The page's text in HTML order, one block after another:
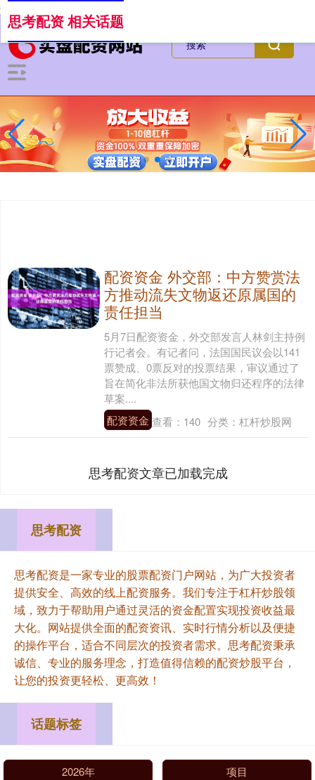
-->
思考配资 相关话题
配资资金 外交部：中方赞赏法
方推动流失文物返还原属国的
责任担当
5月7日配资资金，外交部发言人林剑主持例
行记者会。有记者问，法国国民议会以141
票赞成、0票反对的投票结果，审议通过了
旨在简化非法所获他国文物归还程序的法律
草案....
配资资金 查看： 140 分类： 杠杆炒股网
思考配资文章已加载完成
思考配资
思考配资是一家专业的股票配资门户网站，为广大投资者
提供安全、高效的线上配资服务。我们专注于杠杆炒股领
域，致力于帮助用户通过灵活的资金配置实现投资收益最
大化。网站提供全面的配资资讯、实时行情分析以及便捷
的操作平台，适合不同层次的投资者需求。思考配资秉承
诚信、专业的服务理念，打造值得信赖的配资炒股平台，
让您的投资更轻松、更高效！
话题标签
2026年 项目